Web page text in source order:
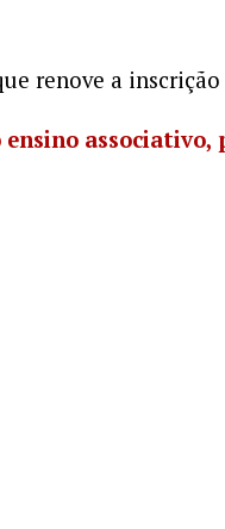
renove a